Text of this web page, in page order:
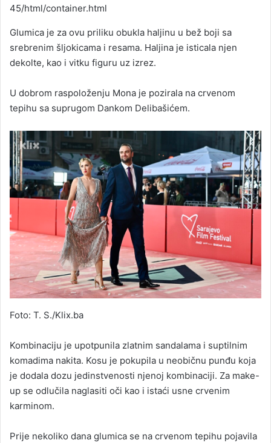
45/html/container.html
Glumica je za ovu priliku obukla haljinu u bež boji sa
srebrenim šljokicama i resama. Haljina je isticala njen
dekolte, kao i vitku figuru uz izrez.
U dobrom raspoloženju Mona je pozirala na crvenom
tepihu sa suprugom Dankom Delibašićem.
Foto: T. S./Klix.ba
Kombinaciju je upotpunila zlatnim sandalama i suptilnim
komadima nakita. Kosu je pokupila u neobičnu punđu koja
je dodala dozu jedinstvenosti njenoj kombinaciji. Za make-
up se odlučila naglasiti oči kao i istaći usne crvenim
karminom.
Prije nekoliko dana glumica se na crvenom tepihu pojavila